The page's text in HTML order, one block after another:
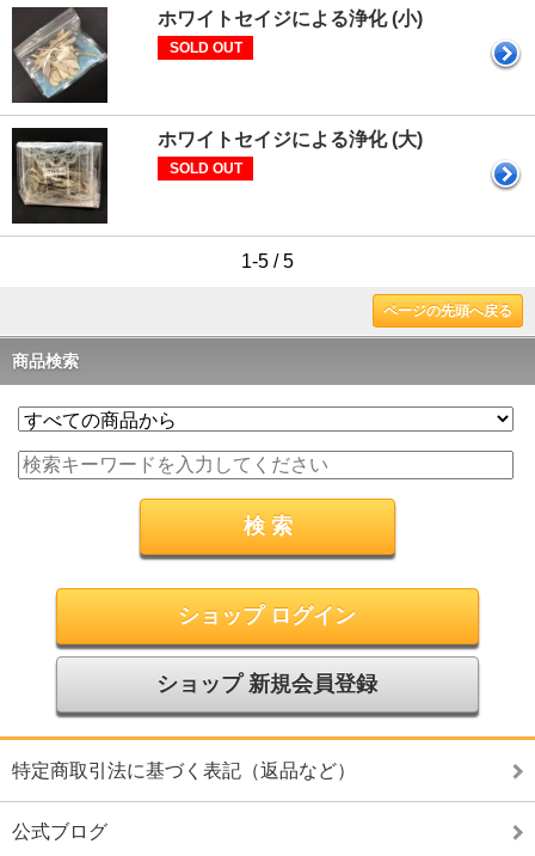
ホワイトセイジによる浄化 (小)
SOLD OUT
ホワイトセイジによる浄化 (大)
SOLD OUT
1-5 / 5
ページの先頭へ戻る
商品検索
ショップ ログイン
ショップ 新規会員登録
特定商取引法に基づく表記（返品など）
公式ブログ